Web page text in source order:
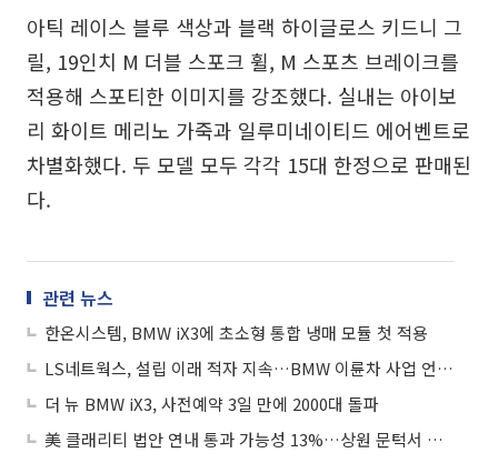
아틱 레이스 블루 색상과 블랙 하이글로스 키드니 그
릴, 19인치 M 더블 스포크 휠, M 스포츠 브레이크를
적용해 스포티한 이미지를 강조했다. 실내는 아이보
리 화이트 메리노 가죽과 일루미네이티드 에어벤트로
차별화했다. 두 모델 모두 각각 15대 한정으로 판매된
다.
관련 뉴스
한온시스템, BMW iX3에 초소형 통합 냉매 모듈 첫 적용
LS네트웍스, 설립 이래 적자 지속…BMW 이륜차 사업 언제까지 안고 갈까
더 뉴 BMW iX3, 사전예약 3일 만에 2000대 돌파
美 클래리티 법안 연내 통과 가능성 13%…상원 문턱서 제동